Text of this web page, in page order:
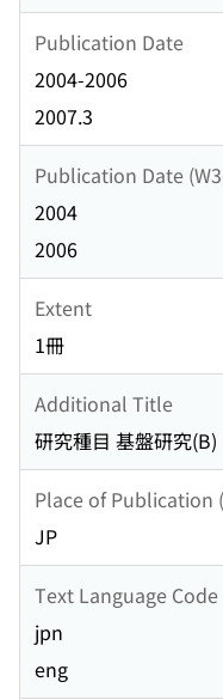
Publication Date
2004-2006
2007.3
Publication Date
2004
2006
Extent
1冊
Additional Title
研究種目 基盤研究(B)
Place of Publication
JP
Text Language Code
jpn
eng